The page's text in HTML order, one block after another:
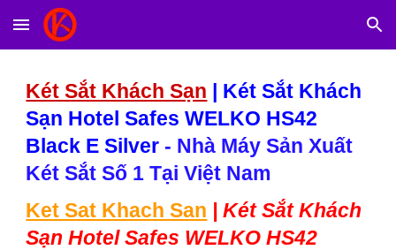
Skip to main content Skip to navigation
Két Sắt Khách Sạn | Két Sắt Khách
Sạn Hotel Safes WELKO HS42
Black E Silver - Nhà Máy Sản Xuất
Két Sắt Số 1 Tại Việt Nam
Ket Sat Khach San |Két Sắt Khách
Sạn Hotel Safes WELKO HS42